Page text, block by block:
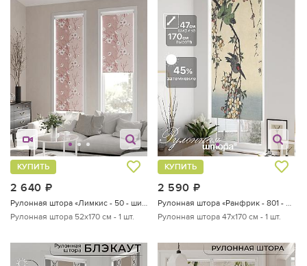
2 640
КУПИТЬ
Рулонная штора «Лимкис - 50 - ширина 52 см»
Рулонная штора 52х170 см - 1 шт.
2 590
КУПИТЬ
Рулонная штора «Ранфрик - 801 - ширина 47 см»
Рулонная штора 47х170 см - 1 шт.